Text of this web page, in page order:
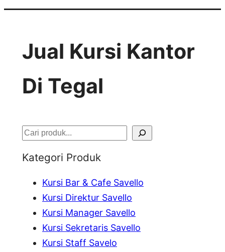
Jual Kursi Kantor
Di Tegal
S
Kategori Produk
Kursi Bar & Cafe Savello
Kursi Direktur Savello
Kursi Manager Savello
Kursi Sekretaris Savello
Kursi Staff Savelo